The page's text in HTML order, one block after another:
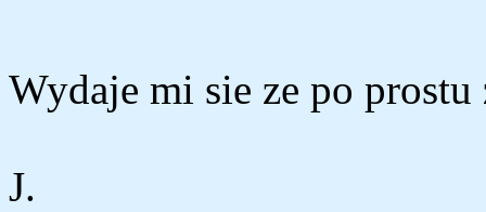
Wydaje mi sie ze po
J.